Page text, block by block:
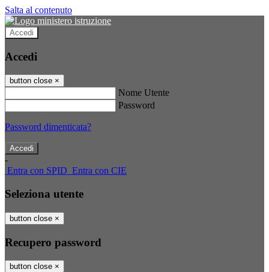
Salta al contenuto
Accedi
Accedi
button close ×
Nome Utente
Password
Password dimenticata?
-
Entra con SPID Entra con CIE
Seleziona utente
button close ×
Recupero password
button close ×